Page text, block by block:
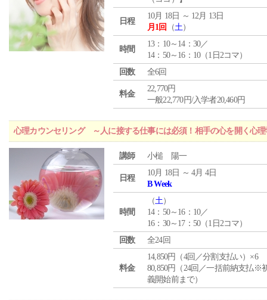
日程
10月 18日 ～ 12月 13日
月1回
（土）
時間
13：10～14：30／
14：50～16：10（1日2コマ）
回数
全6回
料金
22,770円
一般22,770円/入学者20,460円
心理カウンセリング ～人に接する仕事には必須！相手の心を開く心理
講師 小槌 陽一
日程
10月 18日 ～ 4月 4日
B Week
時間
（土）
14：50～16：10／
16：30～17：50（1日2コマ）
回数
全24回
料金
14,850円（4回／分割支払い）×6
80,850円（24回／一括前納支払※
義開始前まで）